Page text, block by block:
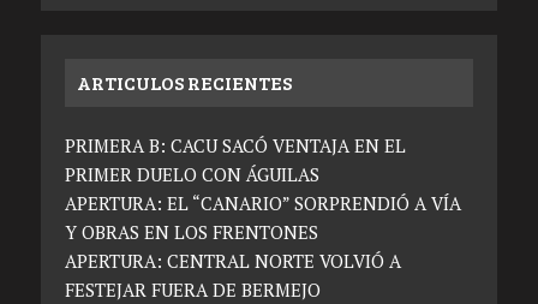
ARTICULOS RECIENTES
PRIMERA B: CACU SACÓ VENTAJA EN EL
PRIMER DUELO CON ÁGUILAS
APERTURA: EL “CANARIO” SORPRENDIÓ A VÍA
Y OBRAS EN LOS FRENTONES
APERTURA: CENTRAL NORTE VOLVIÓ A
FESTEJAR FUERA DE BERMEJO